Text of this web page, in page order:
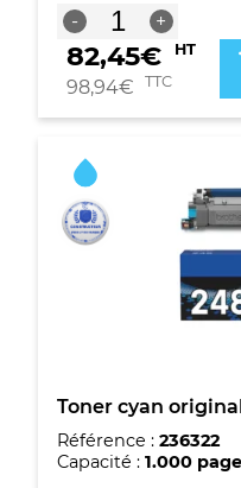
-
quantité
de
Toner
noir
original
Brother
+
82,45€ HT
98,94€ TTC
Toner cyan
Référence : 236322
Capacité : 1.000